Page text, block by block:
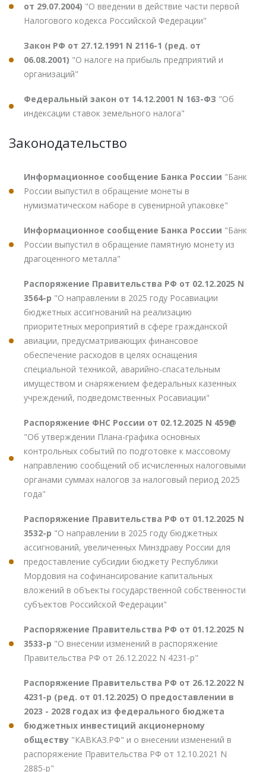
от 29.07.2004) "О введении в действие части первой
Налогового кодекса Российской Федерации"
Закон РФ от 27.12.1991 N 2116-1 (ред. от
06.08.2001) "О налоге на прибыль предприятий и
организаций"
Федеральный закон от 14.12.2001 N 163-ФЗ "Об
индексации ставок земельного налога"
Законодательство
Информационное сообщение Банка России "Банк
России выпустил в обращение монеты в
нумизматическом наборе в сувенирной упаковке"
Информационное сообщение Банка России "Банк
России выпустил в обращение памятную монету из
драгоценного металла"
Распоряжение Правительства РФ от 02.12.2025 N
3564-р "О направлении в 2025 году Росавиации
бюджетных ассигнований на реализацию
приоритетных мероприятий в сфере гражданской
авиации, предусматривающих финансовое
обеспечение расходов в целях оснащения
специальной техникой, аварийно-спасательным
имуществом и снаряжением федеральных казенных
учреждений, подведомственных Росавиации"
Распоряжение ФНС России от 02.12.2025 N 459@
"Об утверждении Плана-графика основных
контрольных событий по подготовке к массовому
направлению сообщений об исчисленных налоговыми
органами суммах налогов за налоговый период 2025
года"
Распоряжение Правительства РФ от 01.12.2025 N
3532-р "О направлении в 2025 году бюджетных
ассигнований, увеличенных Минздраву России для
предоставление субсидии бюджету Республики
Мордовия на софинансирование капитальных
вложений в объекты государственной собственности
субъектов Российской Федерации"
Распоряжение Правительства РФ от 01.12.2025 N
3533-р "О внесении изменений в распоряжение
Правительства РФ от 26.12.2022 N 4231-р"
Распоряжение Правительства РФ от 26.12.2022 N
4231-р (ред. от 01.12.2025) О предоставлении в
2023 - 2028 годах из федерального бюджета
бюджетных инвестиций акционерному
обществу "КАВКАЗ.РФ" и о внесении изменений в
распоряжение Правительства РФ от 12.10.2021 N
2885-р"